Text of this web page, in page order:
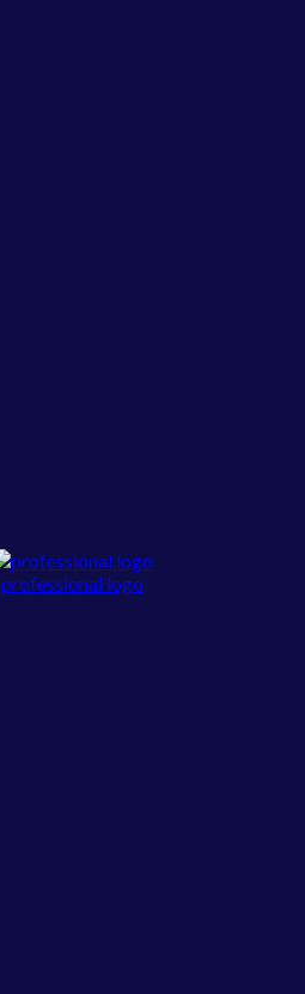
professional logo